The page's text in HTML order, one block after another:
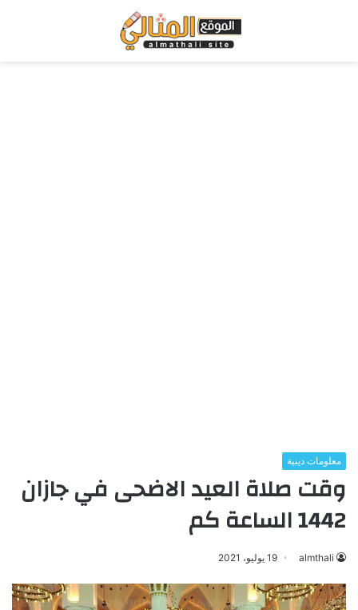
معلومات دينية
وقت صلاة العيد الاضحى في جازان
1442 الساعة كم
almthali 19 يوليو، 2021